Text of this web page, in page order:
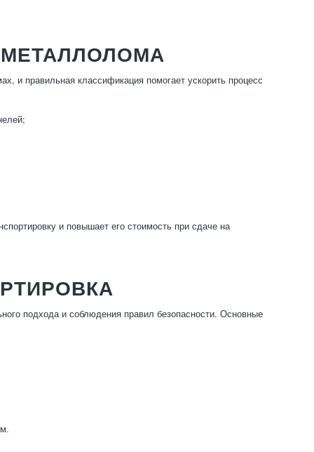
правильная классификация помогает ускорить процесс
и повышает его стоимость при сдаче на
подхода и соблюдения правил безопасности. Основные